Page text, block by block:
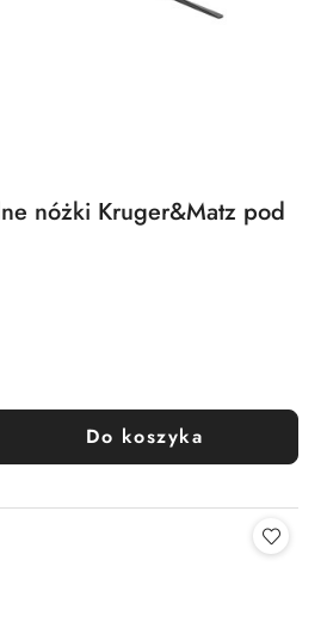
nóżki Kruger&Matz pod
Do koszyka